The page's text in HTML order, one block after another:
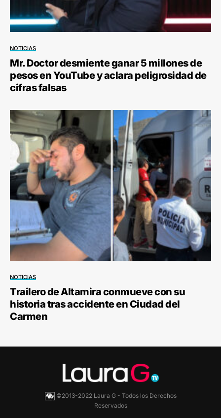
NOTICIAS
Mr. Doctor desmiente ganar 5 millones de
pesos en YouTube y aclara peligrosidad de
cifras falsas
NOTICIAS
Trailero de Altamira conmueve con su
historia tras accidente en Ciudad del
Carmen
©2013-2022 Laura G - Todos los Derechos
Reservados